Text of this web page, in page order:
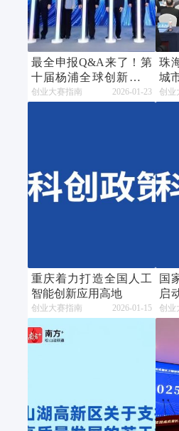
最全申报Q&A来了！第
十届杨浦全球创新创业
大赛火热报名中
创业大赛指南 2026-01-23
珠
城
创业
重庆着力打造全国人工
智能创新应用高地
创业大赛指南 2026-01-15
国
启
规
创业